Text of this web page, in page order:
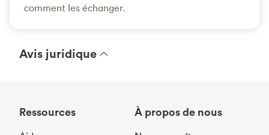
comment les échanger.
Avis juridique
Ressources À propos de nous